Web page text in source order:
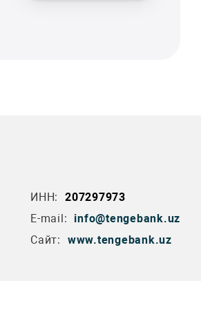
ИНН:
207297973
E-mail:
info@tengebank.uz
Сайт:
www.tengebank.uz